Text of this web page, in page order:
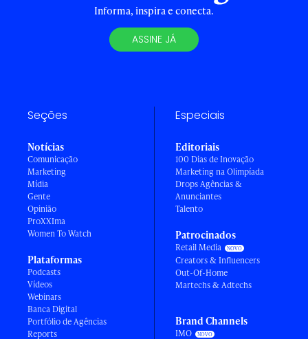
Informa, inspira e conecta.
ASSINE JÁ
Seções
Notícias
Comunicação
Marketing
Mídia
Gente
Opinião
ProXXIma
Women To Watch
Plataformas
Podcasts
Vídeos
Webinars
Banca Digital
Portfólio de Agências
Reports
Especiais
Editoriais
100 Dias de Inovação
Marketing na Olimpíada
Drops Agências &
Anunciantes
Talento
Patrocinados
Retail Media
Creators & Influencers
Out-Of-Home
Martechs & Adtechs
Brand Channels
IMO